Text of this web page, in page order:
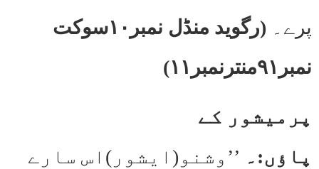
پرے۔
(رگوید منڈل نمبر۱۰سوکت
نمبر۹۱منترنمبر۱۱)
پرمیشور کے
پاؤں:۔ ’’وشنو(ایشور)اس سارے